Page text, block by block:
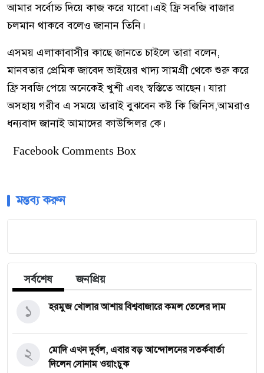
আমার সর্বোচ্চ দিয়ে কাজ করে যাবো।এই ফ্রি সবজি বাজার
চলমান থাকবে বলেও জানান তিনি।
এসময় এলাকাবাসীর কাছে জানতে চাইলে তারা বলেন,
মানবতার প্রেমিক জাবেদ ভাইয়ের খাদ‍্য সামগ্রী থেকে শুরু করে
ফ্রি সবজি পেয়ে অনেকেই খুশী এবং স্বস্তিতে আছেন। যারা
অসহায় গরীব এ সময়ে তারাই বুঝবেন কষ্ট কি জিনিস,আমরাও
ধন্যবাদ জানাই আমাদের কাউন্সিলর কে।
Facebook Comments Box
মন্তব্য করুন
সর্বশেষ জনপ্রিয়
হরমুজ খোলার আশায় বিশ্ববাজারে কমল তেলের দাম
১
মোদি এখন দুর্বল, এবার বড় আন্দোলনের সতর্কবার্তা
দিলেন সোনাম ওয়াংচুক
২